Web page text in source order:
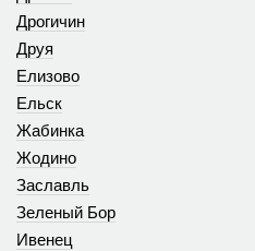
Дрогичин
Друя
Елизово
Ельск
Жабинка
Жодино
Заславль
Зеленый Бор
Ивенец